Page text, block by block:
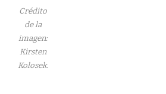
Crédito
de la
imagen:
Kirsten
Kolosek.